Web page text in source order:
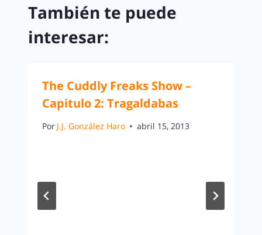
También te puede
interesar:
The Cuddly Freaks Show –
Capitulo 2: Tragaldabas
Por J.J. González Haro abril 15, 2013